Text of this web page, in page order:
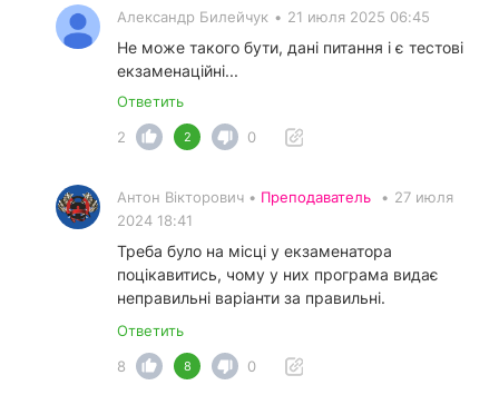
Александр Билейчук • 21 июля 2025 06:45
Не може такого бути, дані питання і є тестові
екзаменаційні...
Ответить
2
2 0
Антон Вікторович • Преподаватель • 27 июля
2024 18:41
Треба було на місці у екзаменатора
поцікавитись, чому у них програма видає
неправильні варіанти за правильні.
Ответить
8
8 0